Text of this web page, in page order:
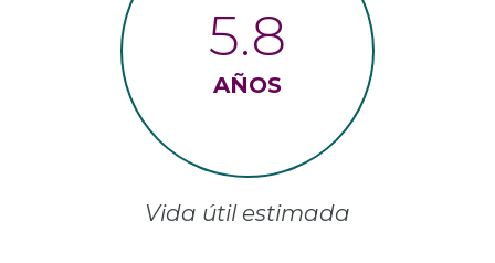
5.8
AÑOS
Vida útil estimada